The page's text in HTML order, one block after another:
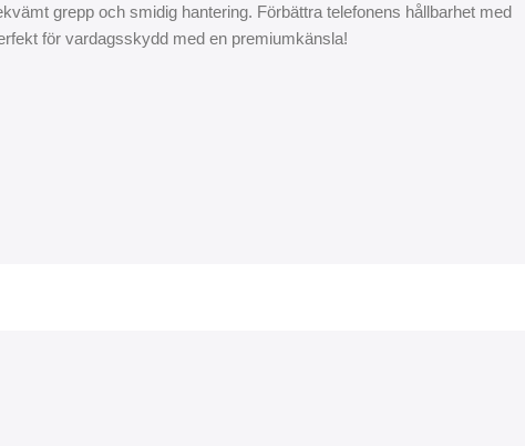
grepp och smidig hantering. Förbättra telefonens hållbarhet med
för vardagsskydd med en premiumkänsla!